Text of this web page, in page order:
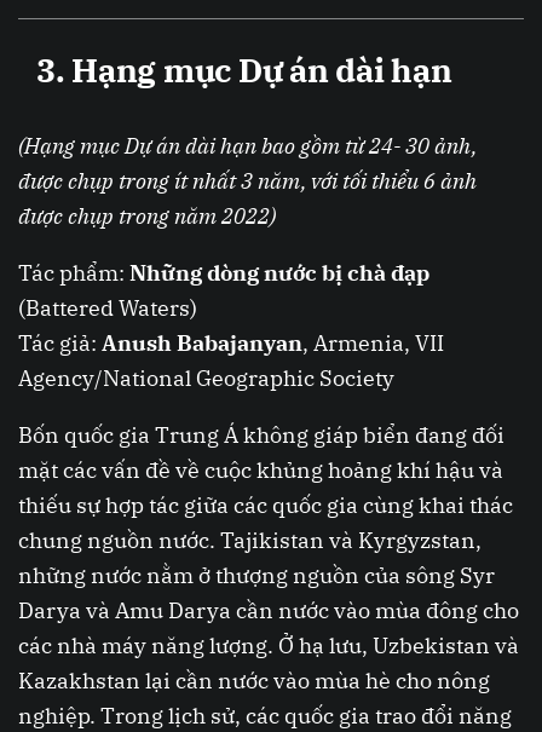
3. Hạng mục Dự án dài hạn
(Hạng mục Dự án dài hạn bao gồm từ 24- 30 ảnh,
được chụp trong ít nhất 3 năm, với tối thiểu 6 ảnh
được chụp trong năm 2022)
Tác phẩm: Những dòng nước bị chà đạp
(Battered Waters)
Tác giả: Anush Babajanyan, Armenia, VII
Agency/National Geographic Society
Bốn quốc gia Trung Á không giáp biển đang đối
mặt các vấn đề về cuộc khủng hoảng khí hậu và
thiếu sự hợp tác giữa các quốc gia cùng khai thác
chung nguồn nước. Tajikistan và Kyrgyzstan,
những nước nằm ở thượng nguồn của sông Syr
Darya và Amu Darya cần nước vào mùa đông cho
các nhà máy năng lượng. Ở hạ lưu, Uzbekistan và
Kazakhstan lại cần nước vào mùa hè cho nông
nghiệp. Trong lịch sử, các quốc gia trao đổi năng